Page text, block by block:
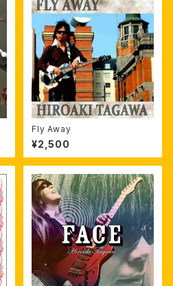
Fly Away
¥2,500